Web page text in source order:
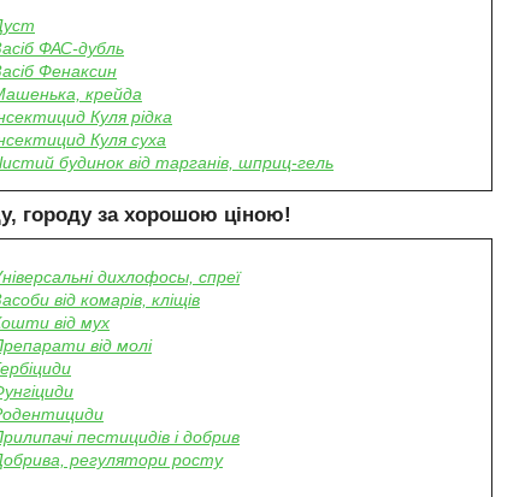
ФАС-дубль
Фенаксин
крейда
Куля рідка
Куля суха
будинок від тарганів, шприц-гель
городу за хорошою ціною!
дихлофосы, спреї
від комарів, кліщів
від мух
від молі
пестицидів і добрив
регулятори росту